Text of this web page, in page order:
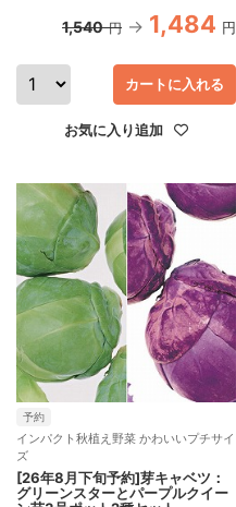
1,540 円 1,484 円
お気に入り追加
カートに入れる
予約
インパクト秋植え野菜 かわいいプチサイ
ズ
[26年8月下旬予約]芽キャベツ：
グリーンスターとパープルクイー